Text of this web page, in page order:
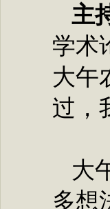
主
学术
大午
过，
大
多想